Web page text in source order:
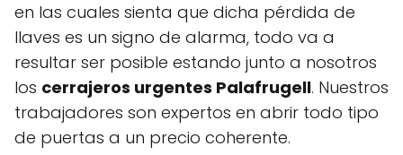
en las cuales sienta que dicha pérdida de
llaves es un signo de alarma, todo va a
resultar ser posible estando junto a nosotros
los cerrajeros urgentes Palafrugell. Nuestros
trabajadores son expertos en abrir todo tipo
de puertas a un precio coherente.